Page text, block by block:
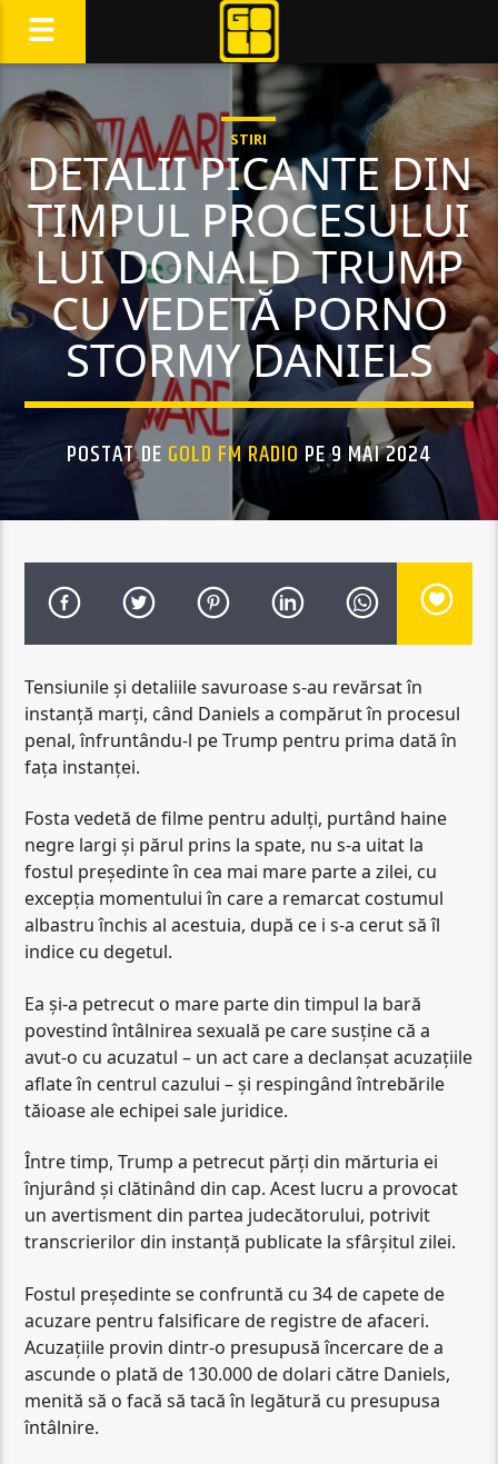
STIRI
DETALII PICANTE DIN
TIMPUL PROCESULUI
LUI DONALD TRUMP
CU VEDETĂ PORNO
STORMY DANIELS
POSTAT DE GOLD FM RADIO PE 9 MAI 2024
Tensiunile și detaliile savuroase s-au revărsat în
instanță marți, când Daniels a compărut în procesul
penal, înfruntându-l pe Trump pentru prima dată în
fața instanței.
Fosta vedetă de filme pentru adulți, purtând haine
negre largi și părul prins la spate, nu s-a uitat la
fostul președinte în cea mai mare parte a zilei, cu
excepția momentului în care a remarcat costumul
albastru închis al acestuia, după ce i s-a cerut să îl
indice cu degetul.
Ea și-a petrecut o mare parte din timpul la bară
povestind întâlnirea sexuală pe care susține că a
avut-o cu acuzatul – un act care a declanșat acuzațiile
aflate în centrul cazului – și respingând întrebările
tăioase ale echipei sale juridice.
Între timp, Trump a petrecut părți din mărturia ei
înjurând și clătinând din cap. Acest lucru a provocat
un avertisment din partea judecătorului, potrivit
transcrierilor din instanță publicate la sfârșitul zilei.
Fostul președinte se confruntă cu 34 de capete de
acuzare pentru falsificare de registre de afaceri.
Acuzațiile provin dintr-o presupusă încercare de a
ascunde o plată de 130.000 de dolari către Daniels,
menită să o facă să tacă în legătură cu presupusa
întâlnire.